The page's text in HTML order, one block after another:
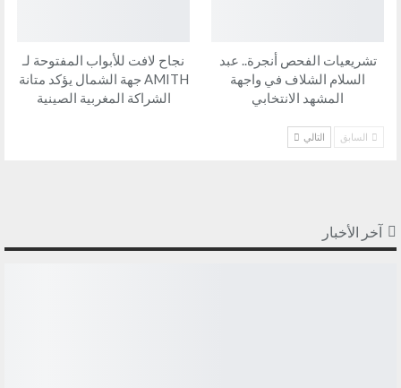
تشريعيات الفحص أنجرة.. عبد
السلام الشلاف في واجهة
المشهد الانتخابي
نجاح لافت للأبواب المفتوحة لـ
AMITH جهة الشمال يؤكد متانة
الشراكة المغربية الصينية
السابق التالي
آخر الأخبار